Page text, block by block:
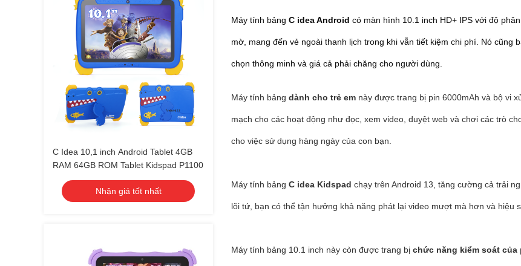
C Idea 10,1 inch Android Tablet 4GB
RAM 64GB ROM Tablet Kidspad P1100
Nhận giá tốt nhất
Máy tính bảng C idea Android có màn hình 10.1 inch HD+ IPS với độ
mờ, mang đến vẻ ngoài thanh lịch trong khi vẫn tiết kiệm chi phí. Nó cũng
chọn thông minh và giá cả phải chăng cho người dùng.
Máy tính bảng dành cho trẻ em này được trang bị pin 6000mAh và bộ vi
mạch cho các hoạt động như đọc, xem video, duyệt web và chơi các trò
cho việc sử dụng hàng ngày của con bạn.
Máy tính bảng C idea Kidspad chạy trên Android 13, tăng cường cả trải
lõi tứ, bạn có thể tận hưởng khả năng phát lại video mượt mà hơn và hiệu
Máy tính bảng 10.1 inch này còn được trang bị chức năng kiểm soát của